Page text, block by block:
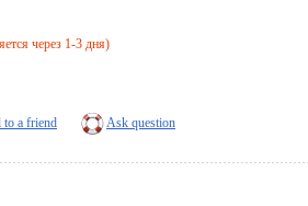
через 1-3 дня)
to a friend Ask question